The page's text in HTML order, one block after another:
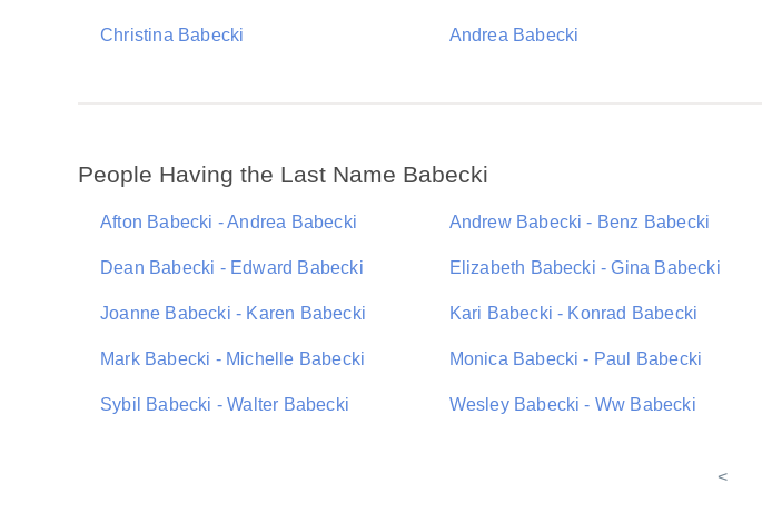
Christina Babecki Andrea Babecki
People Having the Last Name Babecki
Afton Babecki - Andrea Babecki Andrew Babecki - Benz Babecki
Dean Babecki - Edward Babecki Elizabeth Babecki - Gina Babecki
Joanne Babecki - Karen Babecki Kari Babecki - Konrad Babecki
Mark Babecki - Michelle Babecki Monica Babecki - Paul Babecki
Sybil Babecki - Walter Babecki Wesley Babecki - Ww Babecki
<